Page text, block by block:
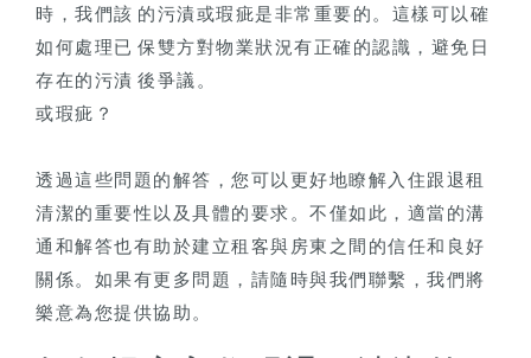
時，我們該
如何處理已
存在的污漬
或瑕疵？
的污漬或瑕疵是非常重要的。這樣可以確
保雙方對物業狀況有正確的認識，避免日
後爭議。
透過這些問題的解答，您可以更好地瞭解入住跟退租
清潔的重要性以及具體的要求。不僅如此，適當的溝
通和解答也有助於建立租客與房東之間的信任和良好
關係。如果有更多問題，請隨時與我們聯繫，我們將
樂意為您提供協助。